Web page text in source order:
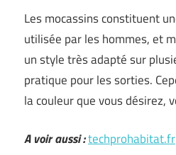
Les mocassins constituent
utilisée par les hommes, et
un style très adapté sur
pratique pour les sorties.
la couleur que vous désirez,
A voir aussi :techprohabitat.fr